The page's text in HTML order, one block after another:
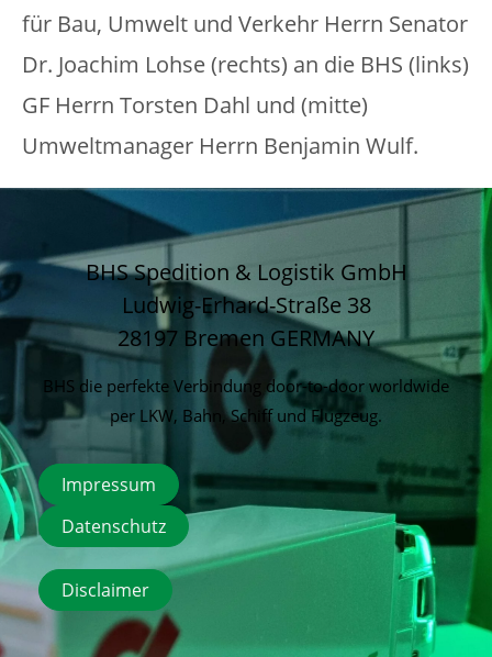
für Bau, Umwelt und Verkehr Herrn Senator
Dr. Joachim Lohse (rechts) an die BHS (links)
GF Herrn Torsten Dahl und (mitte)
Umweltmanager Herrn Benjamin Wulf.
BHS Spedition & Logistik GmbH
Ludwig-Erhard-Straße 38
28197 Bremen GERMANY
BHS die perfekte Verbindung door-to-door worldwide
per LKW, Bahn, Schiff und Flugzeug.
Impressum
Datenschutz
Disclaimer